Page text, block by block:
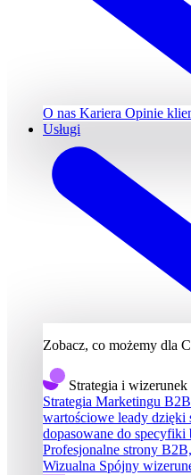
O nas Kariera Opinie
Usługi
Zobacz, co możemy dla
Strategia i wizerunek
Strategia Marketingu B2B
wartościowe leady dzięki
dopasowane do specyfiki
Profesjonalne strony
Wizualna Spójny